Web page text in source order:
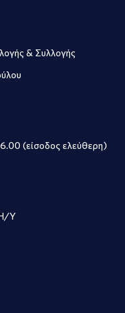
& Συλλογής
(είσοδος ελεύθερη)
Η/Υ